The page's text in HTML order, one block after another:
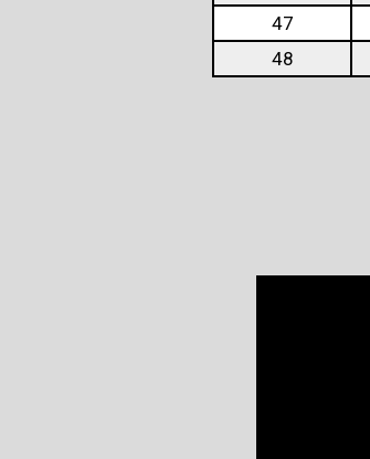
47
48